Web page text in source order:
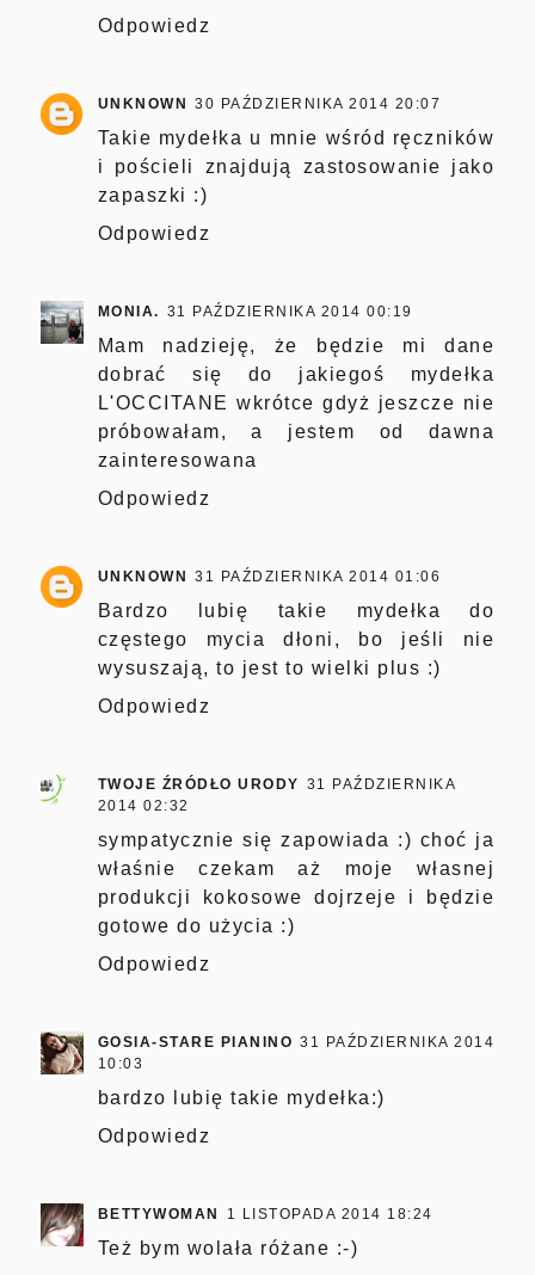
Odpowiedz
UNKNOWN 30 PAŹDZIERNIKA 2014 20:07
Takie mydełka u mnie wśród ręczników
i pościeli znajdują zastosowanie jako
zapaszki :)
Odpowiedz
MONIA. 31 PAŹDZIERNIKA 2014 00:19
Mam nadzieję, że będzie mi dane
dobrać się do jakiegoś mydełka
L'OCCITANE wkrótce gdyż jeszcze nie
próbowałam, a jestem od dawna
zainteresowana
Odpowiedz
UNKNOWN 31 PAŹDZIERNIKA 2014 01:06
Bardzo lubię takie mydełka do
częstego mycia dłoni, bo jeśli nie
wysuszają, to jest to wielki plus :)
Odpowiedz
TWOJE ŹRÓDŁO URODY 31 PAŹDZIERNIKA
2014 02:32
sympatycznie się zapowiada :) choć ja
właśnie czekam aż moje własnej
produkcji kokosowe dojrzeje i będzie
gotowe do użycia :)
Odpowiedz
GOSIA-STARE PIANINO 31 PAŹDZIERNIKA 2014
10:03
bardzo lubię takie mydełka:)
Odpowiedz
BETTYWOMAN 1 LISTOPADA 2014 18:24
Też bym wolała różane :-)